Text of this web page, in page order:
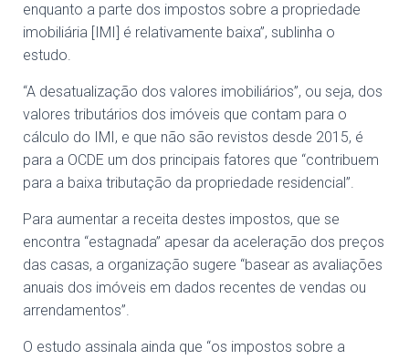
enquanto a parte dos impostos sobre a propriedade
imobiliária [IMI] é relativamente baixa”, sublinha o
estudo.
“A desatualização dos valores imobiliários”, ou seja, dos
valores tributários dos imóveis que contam para o
cálculo do IMI, e que não são revistos desde 2015, é
para a OCDE um dos principais fatores que “contribuem
para a baixa tributação da propriedade residencial”.
Para aumentar a receita destes impostos, que se
encontra “estagnada” apesar da aceleração dos preços
das casas, a organização sugere “basear as avaliações
anuais dos imóveis em dados recentes de vendas ou
arrendamentos”.
O estudo assinala ainda que “os impostos sobre a